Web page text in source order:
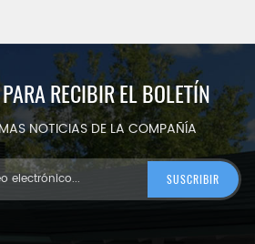
RECIBIR EL BOLETÍN
NOTICIAS DE LA COMPAÑÍA